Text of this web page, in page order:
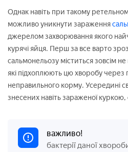
Однак навіть при такому
можливо уникнути зараження
джерелом захворювання якого
курячі яйця. Перш за все варто
сальмонельозу міститься зовсім не
які підхоплюють цю хворобу через
неправильного корму. Усередині
знесених навіть зараженої
важливо!
бактерії даної